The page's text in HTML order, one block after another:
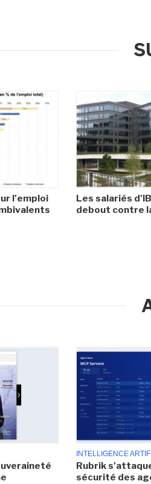
l'emploi
Les salariés
debout contre
INTELLIGENCE
Rubrik
sécurité des